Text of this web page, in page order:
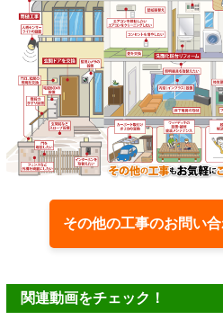
その他の工事のお問
関連動画をチェック！